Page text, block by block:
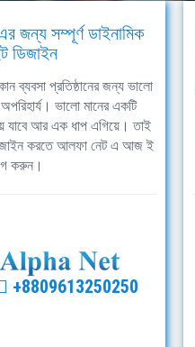
জন্য সম্পূর্ণ ডাইনামিক
ডিজাইন
ব্যবসা প্রতিষ্ঠানের জন্য ভালো
ভালো মানের একটি
যাবে আর এক ধাপ এগিয়ে। তাই
করতে আলফা নেট এ আজ ই
করুন।
+8809613250250